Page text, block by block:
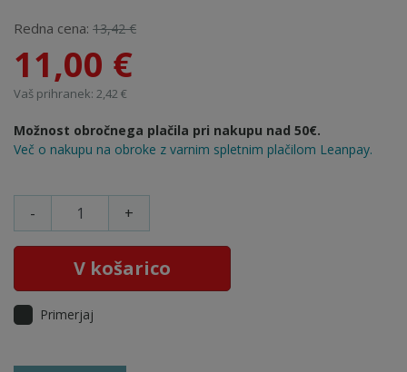
Redna cena: 13,42 €
11,00 €
Vaš prihranek: 2,42 €
Možnost obročnega plačila pri nakupu nad 50€.
Več o nakupu na obroke z varnim spletnim plačilom Leanpay.
- +
V košarico
Primerjaj